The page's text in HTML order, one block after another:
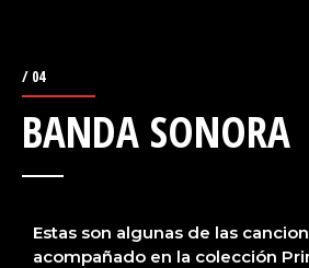
/ 04
BANDA SONORA
Estas son algunas de las
acompañado en la colección